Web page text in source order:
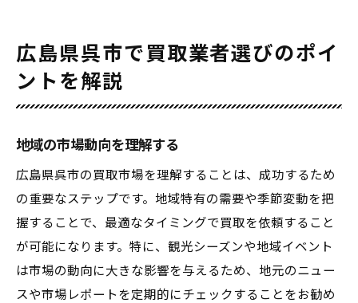
買取業者とのスムーズなコミュニケーショ
ン
信頼できる買取業者の見極め方
過去のトラブル事例を調査する
登録や許可の有無を確認する
契約書の細部を理解する
業者の評価基準を理解する
地元での実績を持つ業者を選ぶ
出張買取業者のメリットとデメリット
広島県呉市で買取業者選びのポイ
ントを解説
地域の市場動向を理解する
広島県呉市の買取市場を理解することは、成功するため
の重要なステップです。地域特有の需要や季節変動を把
握することで、最適なタイミングで買取を依頼すること
が可能になります。特に、観光シーズンや地域イベント
は市場の動向に大きな影響を与えるため、地元のニュー
スや市場レポートを定期的にチェックすることをお勧め